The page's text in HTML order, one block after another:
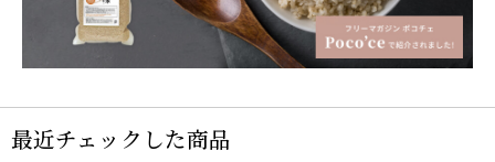
最近チェックした商品